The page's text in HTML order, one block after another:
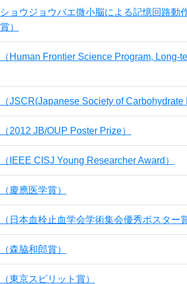
ショウジョウバエ微小脳による記憶回路動
賞）
（Human Frontier Science Program, Long-
（JSCR(Japanese Society of
（2012 JB/OUP Poster Prize）
（IEEE CISJ Young Researcher Award）
（慶應医学賞）
（日本血栓止血学会学術集会優秀ポスター
（森脇和郎賞）
（東京スピリット賞）